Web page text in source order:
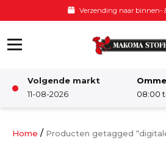
Verzending naar binnen-
Volgende markt
11-08-2026
08:00
Damesstoffen
Home / Producten getagged